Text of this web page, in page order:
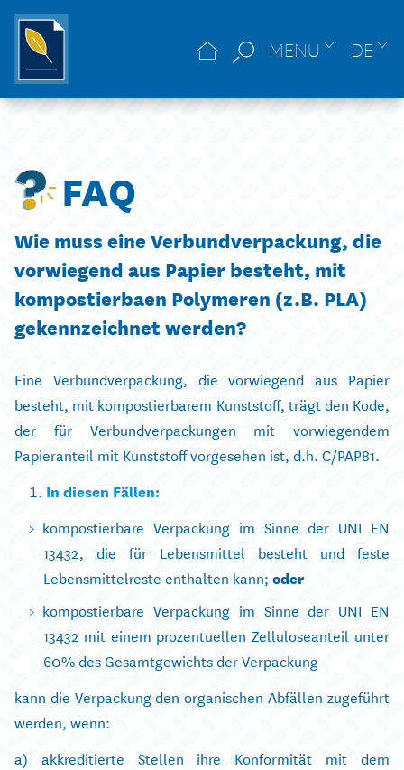
MENU DE
FAQ
Wie muss eine Verbundverpackung, die
vorwiegend aus Papier besteht, mit
kompostierbaen Polymeren (z.B. PLA)
gekennzeichnet werden?
Eine Verbundverpackung, die vorwiegend aus Papier
besteht, mit kompostierbarem Kunststoff, trägt den Kode,
der für Verbundverpackungen mit vorwiegendem
Papieranteil mit Kunststoff vorgesehen ist, d.h. C/PAP81.
In diesen Fällen:
kompostierbare Verpackung im Sinne der UNI EN
13432, die für Lebensmittel besteht und feste
Lebensmittelreste enthalten kann; oder
kompostierbare Verpackung im Sinne der UNI EN
13432 mit einem prozentuellen Zelluloseanteil unter
60% des Gesamtgewichts der Verpackung
kann die Verpackung den organischen Abfällen zugeführt
werden, wenn:
a) akkreditierte Stellen ihre Konformität mit dem